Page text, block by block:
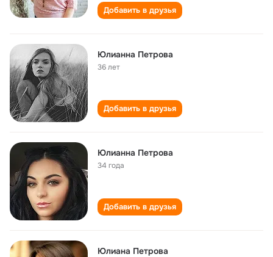
Добавить в друзья
Юлианна Петрова
36 лет
Добавить в друзья
Юлианна Петрова
34 года
Добавить в друзья
Юлиана Петрова